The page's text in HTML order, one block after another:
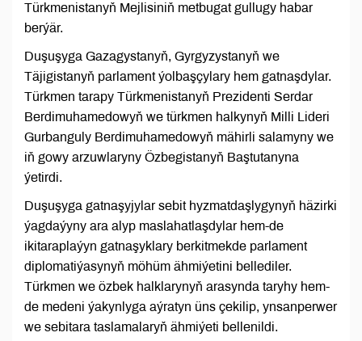
Türkmenistanyň Mejlisiniň metbugat gullugy habar
berýär.
Duşuşyga Gazagystanyň, Gyrgyzystanyň we
Täjigistanyň parlament ýolbaşçylary hem gatnaşdylar.
Türkmen tarapy Türkmenistanyň Prezidenti Serdar
Berdimuhamedowyň we türkmen halkynyň Milli Lideri
Gurbanguly Berdimuhamedowyň mähirli salamyny we
iň gowy arzuwlaryny Özbegistanyň Baştutanyna
ýetirdi.
Duşuşyga gatnaşyjylar sebit hyzmatdaşlygynyň häzirki
ýagdaýyny ara alyp maslahatlaşdylar hem-de
ikitaraplaýyn gatnaşyklary berkitmekde parlament
diplomatiýasynyň möhüm ähmiýetini bellediler.
Türkmen we özbek halklarynyň arasynda taryhy hem-
de medeni ýakynlyga aýratyn üns çekilip, ynsanperwer
we sebitara taslamalaryň ähmiýeti bellenildi.